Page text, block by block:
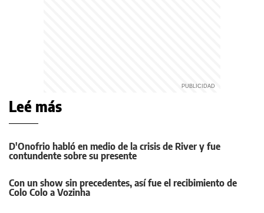
Leé más
D'Onofrio habló en medio de la crisis de River y fue
contundente sobre su presente
Con un show sin precedentes, así fue el recibimiento de
Colo Colo a Vozinha